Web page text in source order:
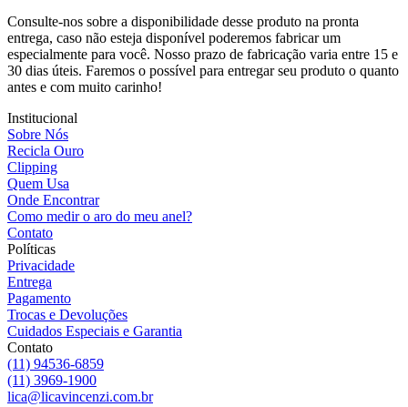
Consulte-nos sobre a disponibilidade desse produto na pronta
entrega, caso não esteja disponível poderemos fabricar um
especialmente para você. Nosso prazo de fabricação varia entre 15 e
30 dias úteis. Faremos o possível para entregar seu produto o quanto
antes e com muito carinho!
Institucional
Sobre Nós
Recicla Ouro
Clipping
Quem Usa
Onde Encontrar
Como medir o aro do meu anel?
Contato
Políticas
Privacidade
Entrega
Pagamento
Trocas e Devoluções
Cuidados Especiais e Garantia
Contato
(11) 94536-6859
(11) 3969-1900
lica@licavincenzi.com.br